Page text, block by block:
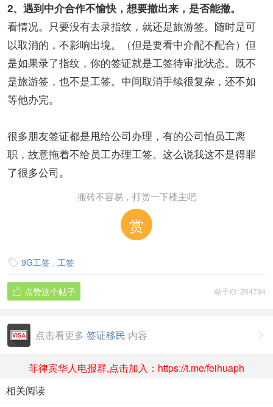
2、遇到中介合作不愉快，想要撤出来，是否能撤。
看情况。只要没有去录指纹，就还是旅游签。随时是可
以取消的，不影响出境。（但是要看中介配不配合）但
是如果录了指纹，你的签证就是工签待审批状态。既不
是旅游签，也不是工签。中间取消手续很复杂，还不如
等他办完。
很多朋友签证都是甩给公司办理，有的公司怕员工离
职，故意拖着不给员工办理工签。这么说我这不是得罪
了很多公司。
搬砖不容易，打赏一下楼主吧
赏
 9G工签 , 工签
帖子ID: 204784
 点赞这个帖子

点击看更多 签证移民 内容
菲律宾华人电报群,点击加入：https://t.me/feihuaph
相关阅读